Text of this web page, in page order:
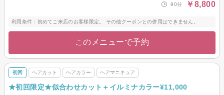
90分 ￥8,800
利用条件：初めてご来店のお客様限定。 その他クーポンとの併用はできません。
このメニューで予約
初回 ヘアカット ヘアカラー ヘアマニキュア
★初回限定★似合わせカット＋イルミナカラー¥11,000